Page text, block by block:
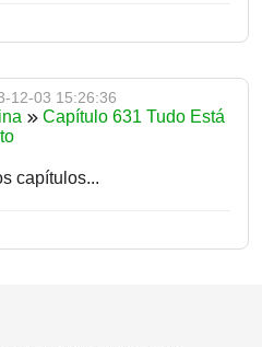
12-03 15:26:36
Capítulo 631 Tudo Está
capítulos...